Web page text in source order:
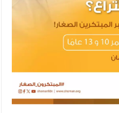
مبارك ومزيدا من التوفيق
مبارك وبكم تزهو المناصب